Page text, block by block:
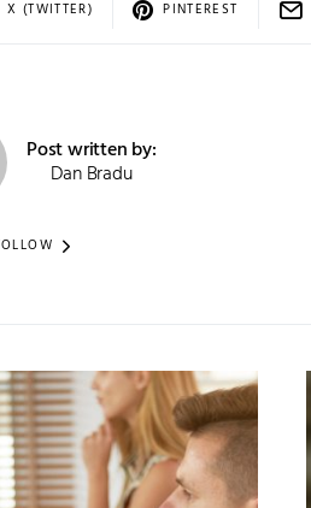
X (TWITTER) PINTEREST
Post written by:
Dan Bradu